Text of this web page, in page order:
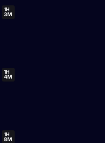
1H
3M
1H
4M
1H
8M